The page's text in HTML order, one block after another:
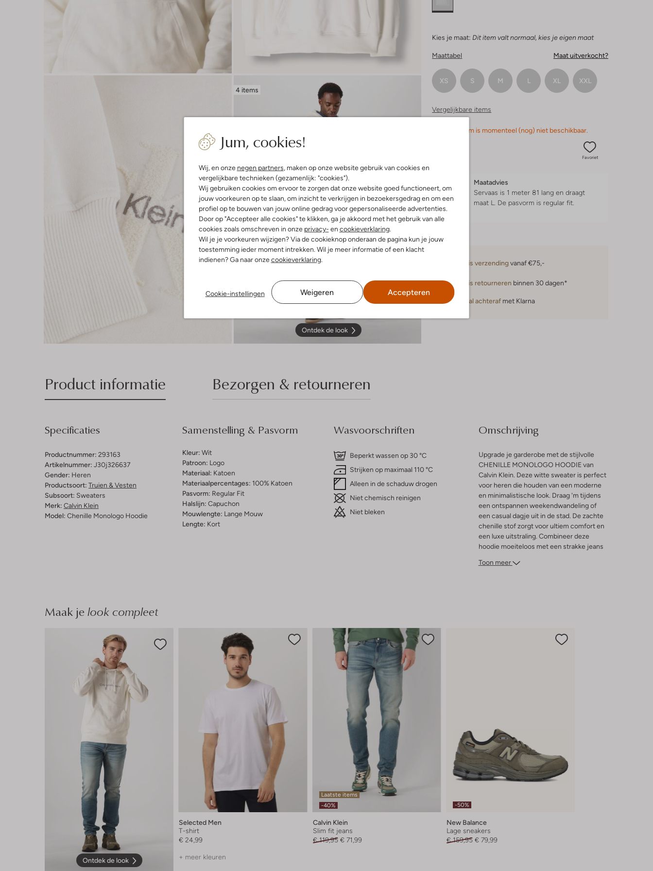
Jum, cookies!
Wij, en onze negen partners, maken op onze website gebruik van cookies en
vergelijkbare technieken (gezamenlijk: "cookies").
Wij gebruiken cookies om ervoor te zorgen dat onze website goed functioneert, om
jouw voorkeuren op te slaan, om inzicht te verkrijgen in bezoekersgedrag en om een
profiel op te bouwen van jouw online gedrag voor gepersonaliseerde advertenties.
Door op "Accepteer alle cookies" te klikken, ga je akkoord met het gebruik van alle
cookies zoals omschreven in onze privacy- en cookieverklaring.
Wil je je voorkeuren wijzigen? Via de cookieknop onderaan de pagina kun je jouw
toestemming ieder moment intrekken. Wil je meer informatie of een klacht
indienen? Ga naar onzecookieverklaring.
Cookie-instellingen Weigeren Accepteren
4 items
Ontdek de look
Kies je maat: Dit item valt normaal, kies je eigen maat
Maattabel Maat uitverkocht?
XS S M L XL XXL
Vergelijkbare items
Sorry, dit item is momenteel (nog) niet beschikbaar.
Favoriet
Maatadvies
Servaas is 1 meter 81 lang en draagt
maat L. De pasvorm is regular fit.
Gratis verzendingvanaf €75,-
Gratis retourneren binnen 30 dagen*
Betaal achteraf met Klarna
Product informatie Bezorgen & retourneren
Specificaties
Productnummer: 293163
Artikelnummer: J30j326637
Gender: Heren
Productsoort: Truien & Vesten
Subsoort: Sweaters
Merk: Calvin Klein
Model: Chenille Monologo Hoodie
Samenstelling & Pasvorm
Kleur: Wit
Patroon: Logo
Materiaal: Katoen
Materiaalpercentages: 100% Katoen
Pasvorm: Regular Fit
Halslijn: Capuchon
Mouwlengte: Lange Mouw
Lengte: Kort
Wasvoorschriften
Beperkt wassen op 30 °C
Strijken op maximaal 110 °C
Alleen in de schaduw drogen
Niet chemisch reinigen
Niet bleken
Omschrijving
Upgrade je garderobe met de stijlvolle
CHENILLE MONOLOGO HOODIE van
Calvin Klein. Deze witte sweater is perfect
voor heren die houden van een moderne
en minimalistische look. Draag 'm tijdens
een ontspannen weekendwandeling of
een casual dagje uit in de stad. De zachte
chenille stof zorgt voor ultiem comfort en
een luxe uitstraling. Combineer deze
hoodie moeiteloos met een strakke jeans
een complete outfit. De subtiele
Toon meer
Maak je look compleet
Ontdek de look
Selected Men
T-shirt
€ 24,99
+ meer kleuren
Laatste items
-40%
Calvin Klein
Slim fit jeans
€ 119,95 € 71,99
-50%
New Balance
Lage sneakers
€ 159,95 € 79,99